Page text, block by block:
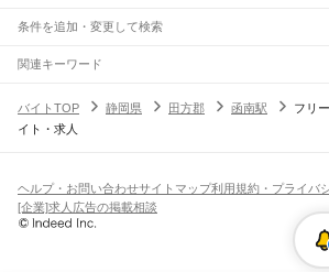
条件を追加・変更して検索
市区町村を追加・変更
静岡県すべて
静岡市
中央区浜名区天竜区
沼津市熱海市 富士市
御前崎
榛原郡
駅を追加・変更
JR身延線
富士駅柚木駅竪堀駅入山瀬駅 富士
芝川駅 稲子駅
職種を追加・変更
飲食・フードサービスすべて
ホールスタッフキッチンスタッフ
パン屋（ベーカリー）
バー
飲食店（店長・マネ
人気
日払いOK高校生歓迎 髪型・髪色自
留学生・
雇用形態を追加・変更
関連キーワード
バイトTOP
静岡県 田方郡 函南駅
フリ
イト・求人
ヘルプ・お問い合わせサイトマップ利用規約・プライバ
[企業]求人広告の掲載相談